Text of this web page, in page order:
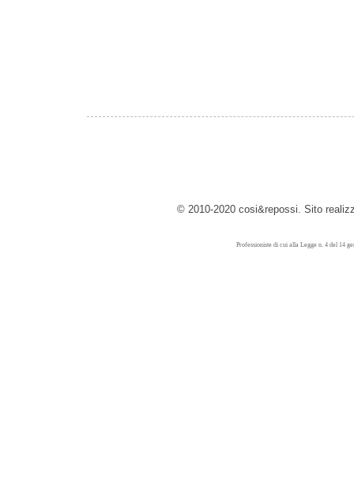
© 2010-2020 cosi&repossi. Sito
Professioniste di cui alla Legge n. 4 del 14